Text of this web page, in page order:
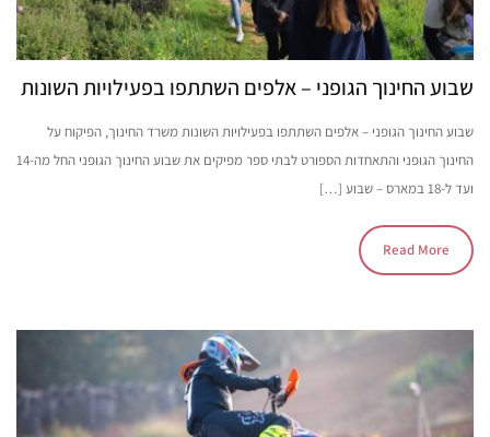
שבוע החינוך הגופני – אלפים השתתפו בפעילויות השונות
שבוע החינוך הגופני – אלפים השתתפו בפעילויות השונות משרד החינוך, הפיקוח על
החינוך הגופני והתאחדות הספורט לבתי ספר מפיקים את שבוע החינוך הגופני החל מה-14
ועד ל-18 במארס – שבוע […]
Read More